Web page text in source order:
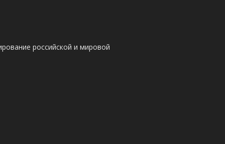
российской и мировой